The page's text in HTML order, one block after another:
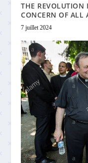
THE REVOLUTION
CONCERN OF ALL
7 juillet 2024